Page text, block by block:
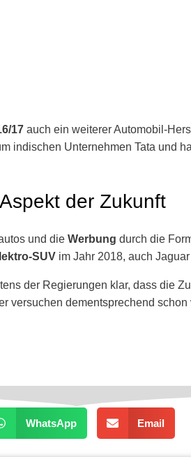
17 auch ein weiterer Automobil-
indischen Unternehmen Tata und
der Zukunft
und die Werbung durch die
SUV im Jahr 2018, auch
der Regierungen klar, dass die
versuchen dementsprechend
WhatsApp Email